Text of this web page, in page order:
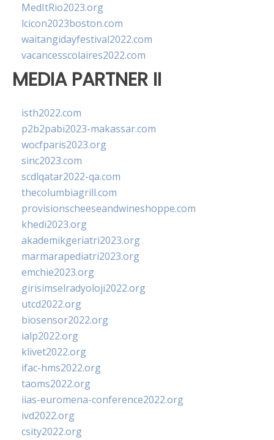
MedItRio2023.org
lcicon2023boston.com
waitangidayfestival2022.com
vacancesscolaires2022.com
MEDIA PARTNER II
isth2022.com
p2b2pabi2023-makassar.com
wocfparis2023.org
sinc2023.com
scdlqatar2022-qa.com
thecolumbiagrill.com
provisionscheeseandwineshoppe.com
khedi2023.org
akademikgeriatri2023.org
marmarapediatri2023.org
emchie2023.org
girisimselradyoloji2022.org
utcd2022.org
biosensor2022.org
ialp2022.org
klivet2022.org
ifac-hms2022.org
taoms2022.org
iias-euromena-conference2022.org
ivd2022.org
csity2022.org